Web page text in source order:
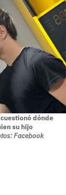
dónde
su hijo
Facebook